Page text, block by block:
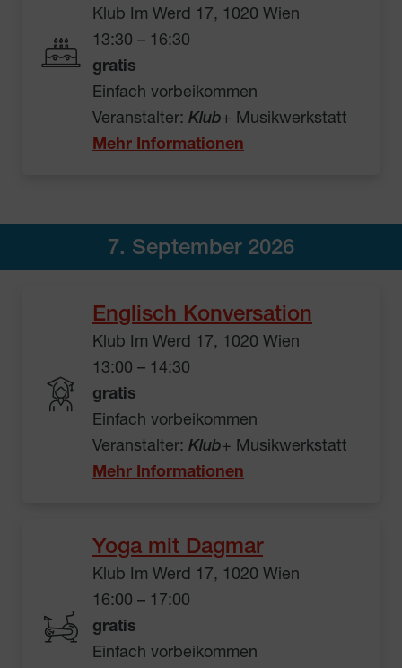
Klub Im Werd 17, 1020 Wien
13:30 – 16:30
gratis
Einfach vorbeikommen
Veranstalter: Klub+ Musikwerkstatt
Mehr Informationen
7. September 2026
Englisch Konversation
Klub Im Werd 17, 1020 Wien
13:00 – 14:30
gratis
Einfach vorbeikommen
Veranstalter: Klub+ Musikwerkstatt
Mehr Informationen
Yoga mit Dagmar
Klub Im Werd 17, 1020 Wien
16:00 – 17:00
gratis
Einfach vorbeikommen